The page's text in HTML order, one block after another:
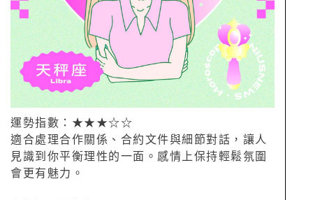
運勢指數：★★★☆☆
適合處理合作關係、合約文件與細節對話，讓人
見識到你平衡理性的一面。感情上保持輕鬆氛圍
會更有魅力。